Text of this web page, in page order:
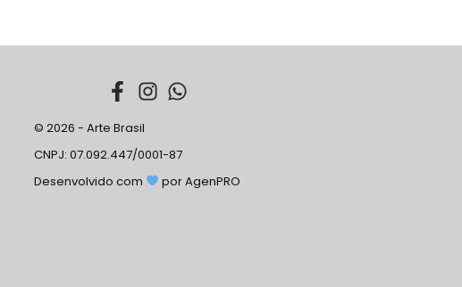
© 2026 - Arte Brasil
CNPJ: 07.092.447/0001-87
Desenvolvido com
por AgenPRO